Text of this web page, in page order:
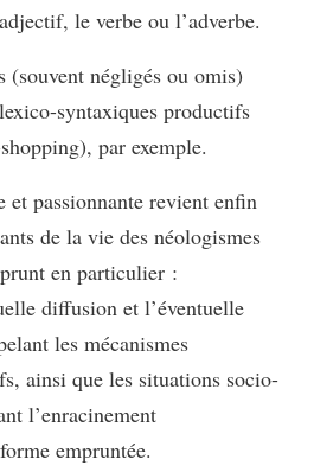
le verbe ou l’adverbe.
négligés ou omis)
syntaxiques productifs
par exemple.
et passionnante revient enfin
de la vie des néologismes
en particulier :
diffusion et l’éventuelle
les mécanismes
ainsi que les situations socio-
l’enracinement
empruntée.